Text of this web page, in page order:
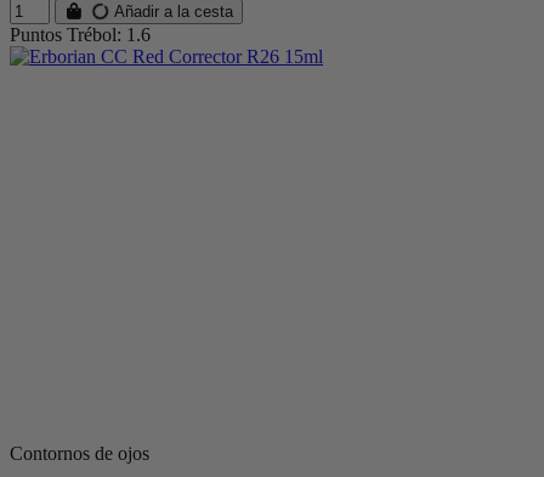
Añadir a la cesta
Puntos Trébol: 1.6
Contornos de ojos